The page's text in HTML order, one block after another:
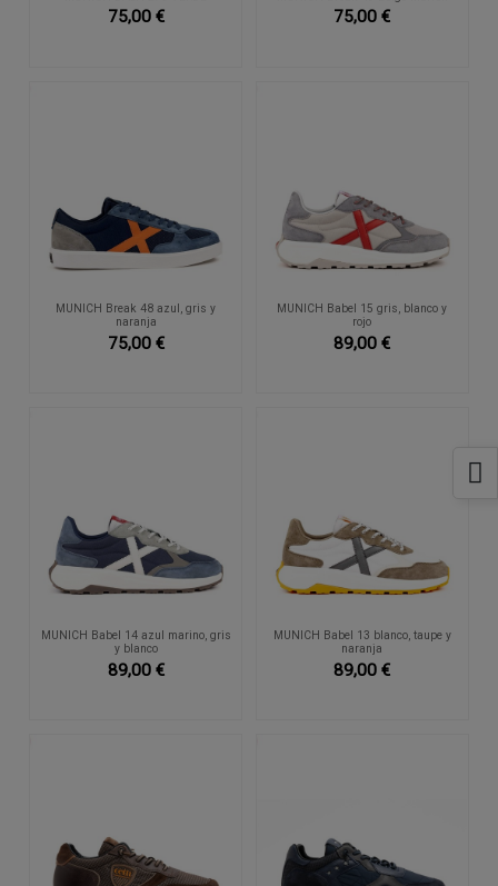
75,00 € 75,00 €
MUNICH Break 48 azul, gris y
naranja
75,00 €
MUNICH Babel 15 gris, blanco y
rojo
89,00 €
MUNICH Babel 14 azul marino, gris
y blanco
89,00 €
MUNICH Babel 13 blanco, taupe y
naranja
89,00 €